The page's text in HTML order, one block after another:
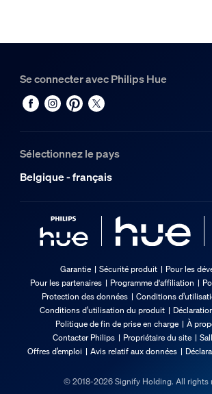
Se connecter avec Philips Hue
Sélectionnez le pays
Belgique - français
Garantie Sécurité produit
Pour les
Pour les partenaires
Programme d'affiliation
Protection des données
Conditions
Conditions d’utilisation du produit
Politique de fin de prise en charge
À
Contacter Philips
Propriétaire du site
Offres d’emploi
Avis relatif aux données
© 2018-2026 Signify Holding. All rights